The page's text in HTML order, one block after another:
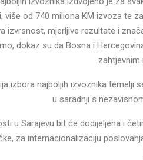
više od 740 miliona KM izvoza te
izvrsnost, mjerljive rezultate i
dokaz su da Bosna i
zahtjevnim
izbora najboljih izvoznika temelji
u saradnji s
u Sarajevu bit će dodijeljena i
za internacionalizaciju